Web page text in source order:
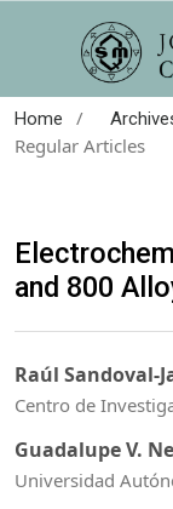
Home /
Regular Articles
and 800
Raúl Sandoval-
Centro de
Guadalupe V.
Universidad